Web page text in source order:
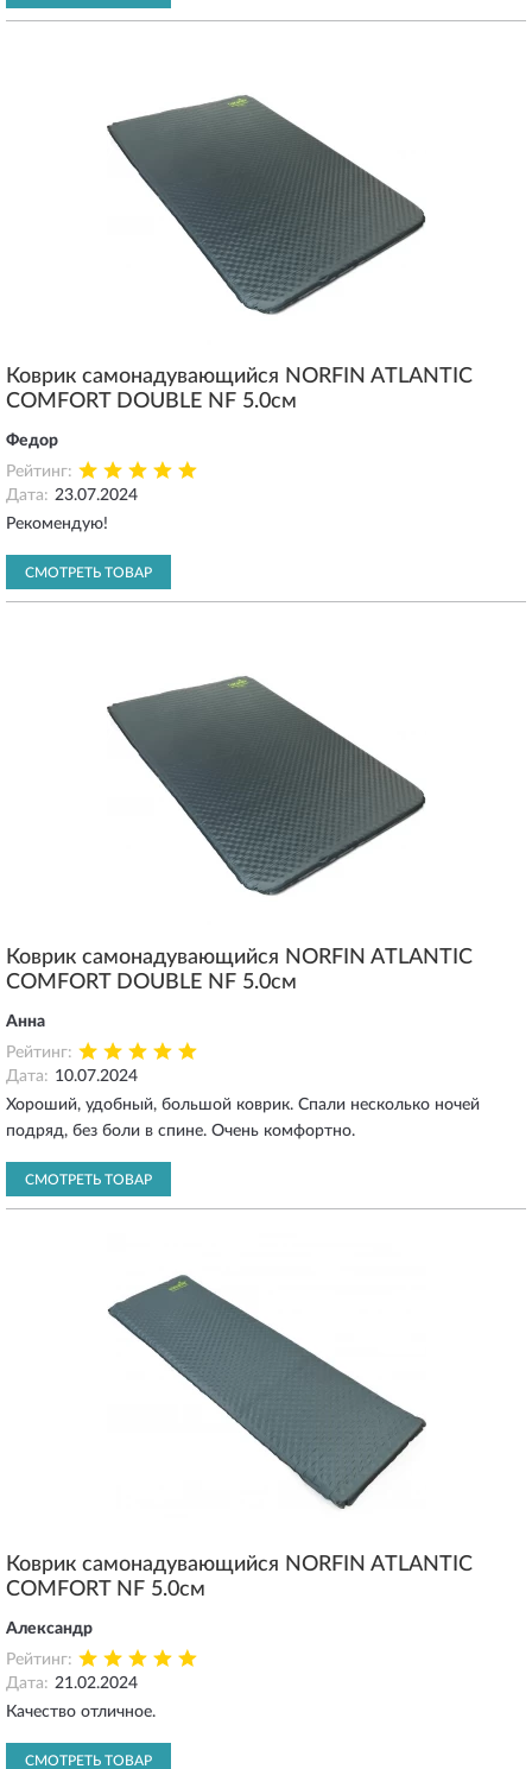
Коврик самонадувающийся NORFIN ATLANTIC
COMFORT DOUBLE NF 5.0см
Федор
Рейтинг:
Дата: 23.07.2024
Рекомендую!
СМОТРЕТЬ ТОВАР
Коврик самонадувающийся NORFIN ATLANTIC
COMFORT DOUBLE NF 5.0см
Анна
Рейтинг:
Дата: 10.07.2024
Хороший, удобный, большой коврик. Спали несколько ночей
подряд, без боли в спине. Очень комфортно.
СМОТРЕТЬ ТОВАР
Коврик самонадувающийся NORFIN ATLANTIC
COMFORT NF 5.0см
Александр
Рейтинг:
Дата: 21.02.2024
Качество отличное.
СМОТРЕТЬ ТОВАР